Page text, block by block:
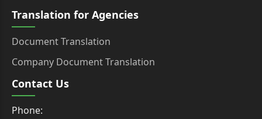
Translation for Agencies
Document Translation
Company Document Translation
Contact Us
Phone: